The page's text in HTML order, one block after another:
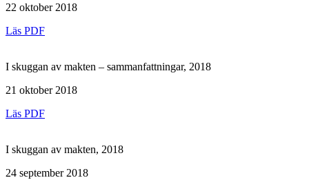
22 oktober 2018
Läs PDF
I skuggan av makten – sammanfattningar, 2018
21 oktober 2018
Läs PDF
I skuggan av makten, 2018
24 september 2018